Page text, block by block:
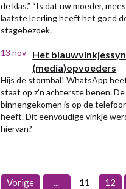
de klas.” “Is dat uw moeder,
laatste leerling heeft het goed
stagebezoek.
13 nov
Het
(media)opvoeders
Hijs de stormbal! WhatsApp
staat op z’n achterste benen.
binnengekomen is op de
heeft. Dit eenvoudige vinkje
hiervan?
Vorige ... 11 12